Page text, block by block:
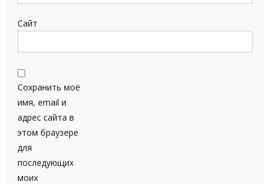
Сайт
Сохранить моё
имя, email и
адрес сайта в
этом браузере
для
последующих
моих